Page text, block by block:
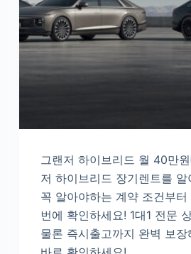
그랜저 하이브리드 월 40만
저 하이브리드 장기렌트를 알
꼭 알아야하는 계약 조건부
번에 확인하세요! 1대1 전문
물론 즉시출고까지 완벽 보